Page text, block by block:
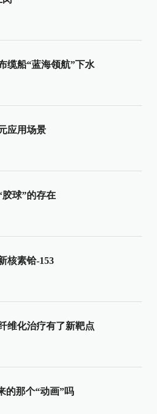
缆船“蓝海领航”下水
应用场景
球”的存在
核素铪-153
维化治疗有了新靶点
的那个“动画”吗